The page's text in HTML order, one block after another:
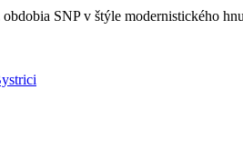
SNP v štýle modernistického